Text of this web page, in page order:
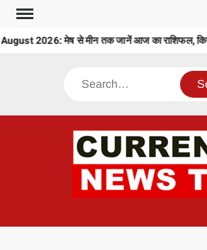
Skip
content2026: मेष से मीन तक जानें आज का राशिफल, किसे
Search